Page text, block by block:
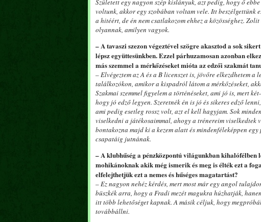
Született egy nagyon szép kislányuk, azt pedig, hogy ő
voltunk, akkor egy szobában voltam vele. Itt
a hitéért, de én nem csatlakozom ehhez a közösséghez.
olyannak, amilyen vagyok.
– A tavaszi szezon végeztével szögre akasztod a sok
lépsz együttesünkben. Ezzel párhuzamosan azonban
más szemmel a mérkőzéseket mióta az edzői szakmát
– Elvégeztem az A és a B licenszet is, jövőre elkezdhetem
találkozókon, amikor a kispadról látom a mérkőzéseket,
Szakmai szemmel figyelem a történéseket, ami jó is, mert
hogy jó edző legyen. Szeretnék én is jó és sikeres edző
ami pedig esetleg rossz volt, azt el kell hagyjam. Sok
viselkedni a játékosaimmal, ahogy a trénereim viselkedtek
bontakozna majd ki a kezem alatt és mindenféleképpen
csapatáig jutnának.
– A klubhűség a pénzközpontú világunkban kihalófélben
mohikánoknak akik még ismerik és meg is élték ezt a
elfelejthetjük ezt a nemes és hűséges magatartást?
– Ez nagyon nehéz kérdés, mert most már egy angol
büszkék arra, hogy a Fradi mezét magukra húzhatják,
itt több lehetőséget kapnak. A másik céljuk, hogy
továbbállni.